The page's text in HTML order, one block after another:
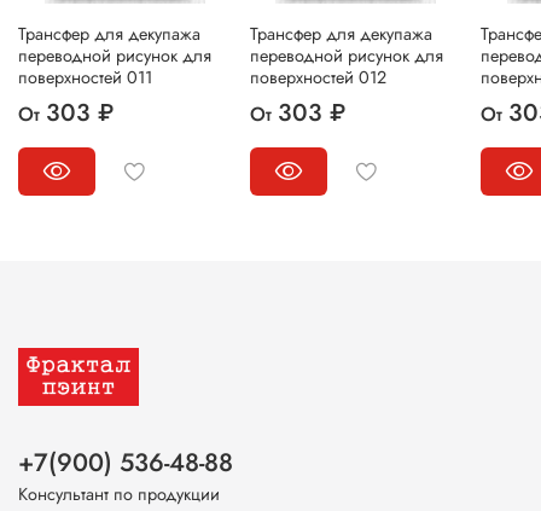
Трансфер для декупажа
переводной рисунок для
поверхностей 011
От 303 ₽
Трансфер для декупажа
переводной рисунок для
поверхностей 012
От 303 ₽ От
+7(900) 536-48-88
Консультант по продукции